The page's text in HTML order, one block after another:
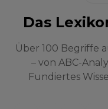
Das
Über 100 Begriffe
– von ABC-
Fundiertes